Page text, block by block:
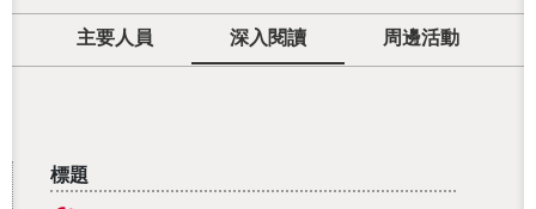
主要人員 深入閱讀 周邊活動
標題